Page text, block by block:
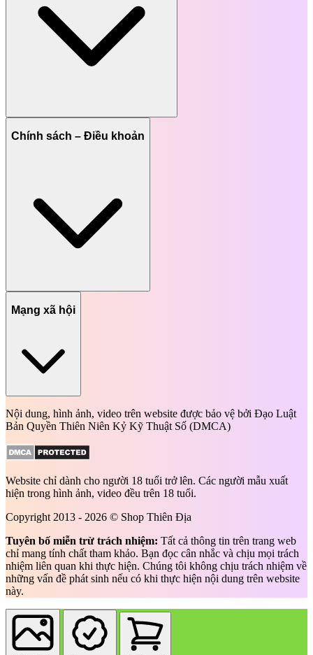
Chính sách – Điều khoản
Mạng xã hội
Nội dung, hình ảnh, video trên website được bảo vệ bởi Đạo Luật
Bản Quyền Thiên Niên Kỷ Kỹ Thuật Số (DMCA)
Website chỉ dành cho người 18 tuổi trở lên. Các người mẫu xuất
hiện trong hình ảnh, video đều trên 18 tuổi.
Copyright 2013 - 2026 © Shop Thiên Địa
Tuyên bố miễn trừ trách nhiệm: Tất cả thông tin trên trang web
chỉ mang tính chất tham khảo. Bạn đọc cân nhắc và chịu mọi trách
nhiệm liên quan khi thực hiện. Chúng tôi không chịu trách nhiệm về
những vấn đề phát sinh nếu có khi thực hiện nội dung trên website
này.